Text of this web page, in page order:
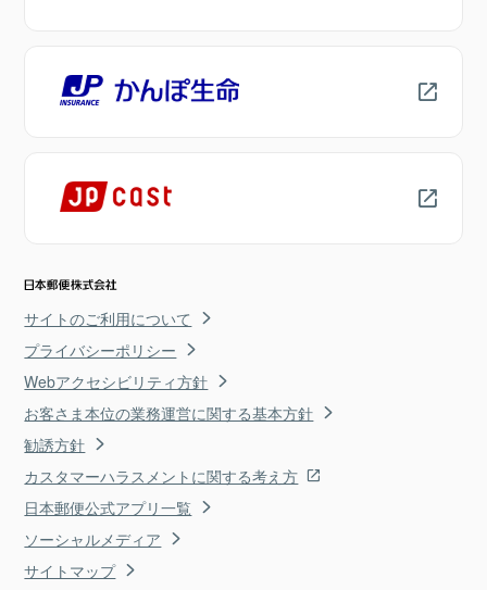
サイトのご利用について
プライバシーポリシー
Webアクセシビリティ方針
お客さま本位の業務運営に関する基本方針
勧誘方針
カスタマーハラスメントに関する考え方
日本郵便公式アプリ一覧
ソーシャルメディア
サイトマップ